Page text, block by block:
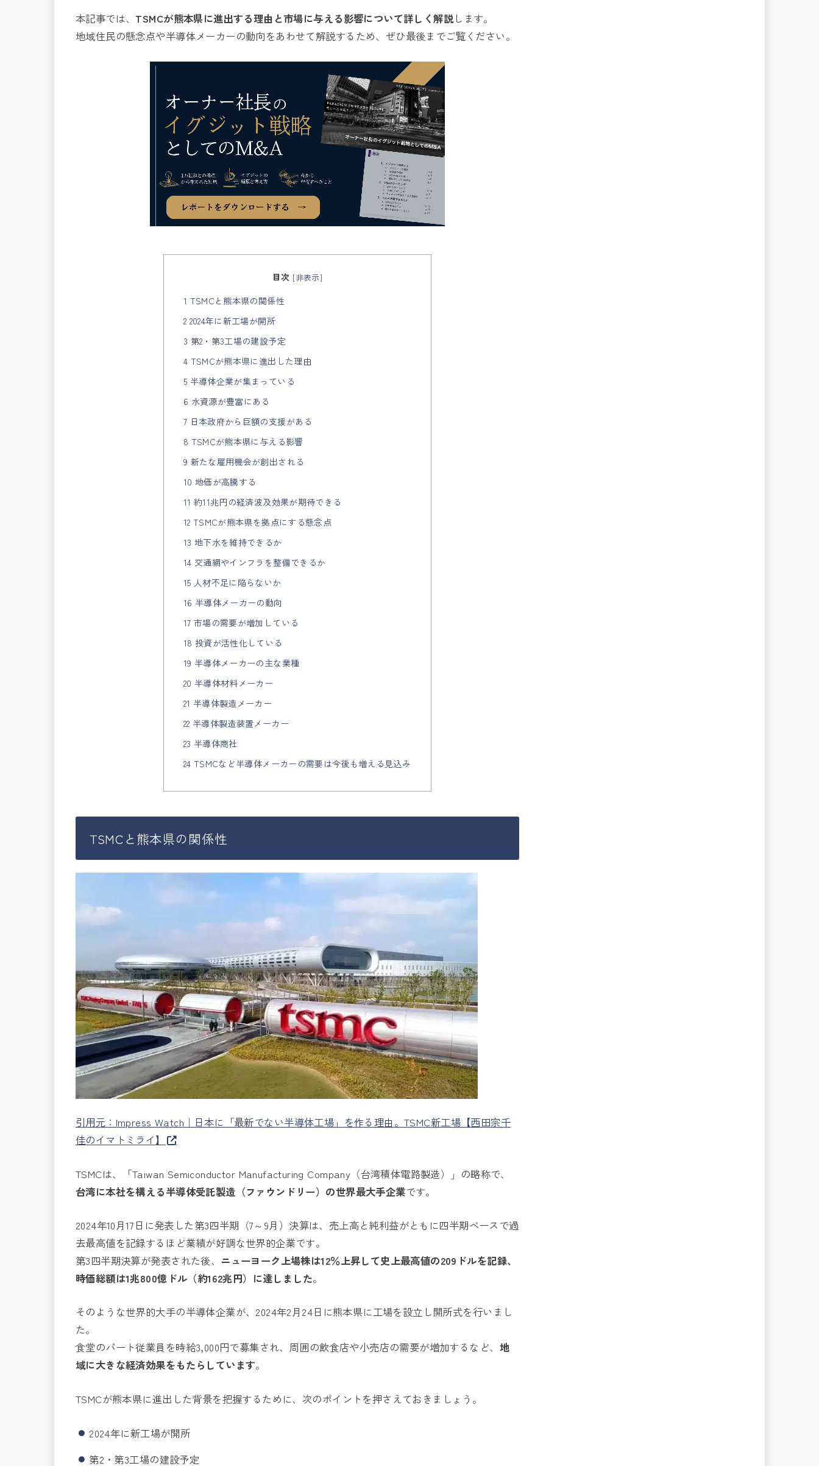
本記事では、 TSMCが熊本県に進出する理由と市場に与える影響について詳しく解説します。
地域住民の懸念点や半導体メーカーの動向をあわせて解説するため、ぜひ最後までご覧ください。
目次 [非表示]
1 TSMCと熊本県の関係性
2 2024年に新工場が開所
3 第2・第3工場の建設予定
4 TSMCが熊本県に進出した理由
5 半導体企業が集まっている
6 水資源が豊富にある
7 日本政府から巨額の支援がある
8 TSMCが熊本県に与える影響
9 新たな雇用機会が創出される
10 地価が高騰する
11 約11兆円の経済波及効果が期待できる
12 TSMCが熊本県を拠点にする懸念点
13 地下水を維持できるか
14 交通網やインフラを整備できるか
15 人材不足に陥らないか
16 半導体メーカーの動向
17 市場の需要が増加している
18 投資が活性化している
19 半導体メーカーの主な業種
20 半導体材料メーカー
21 半導体製造メーカー
22 半導体製造装置メーカー
23 半導体商社
24 TSMCなど半導体メーカーの需要は今後も増える見込み
TSMCと熊本県の関係性
引用元：Impress Watch｜日本に「最新でない半導体工場」を作る理由。TSMC新工場【西田宗千
佳のイマトミライ】
TSMCは、「Taiwan Semiconductor Manufacturing Company（台湾積体電路製造）」の略称で、
台湾に本社を構える半導体受託製造（ファウンドリー）の世界最大手企業です。
2024年10月17日に発表した第3四半期（7～9月）決算は、売上高と純利益がともに四半期ベースで過
去最高値を記録するほど業績が好調な世界的企業です。
第3四半期決算が発表された後、 ニューヨーク上場株は12％上昇して史上最高値の209ドルを記録、
時価総額は1兆800億ドル（約162兆円）に達しました。
そのような世界的大手の半導体企業が、2024年2月24日に熊本県に工場を設立し開所式を行いまし
た。
食堂のパート従業員を時給3,000円で募集され、周囲の飲食店や小売店の需要が増加するなど、 地
域に大きな経済効果をもたらしています。
TSMCが熊本県に進出した背景を把握するために、次のポイントを押さえておきましょう。
2024年に新工場が開所
第2・第3工場の建設予定